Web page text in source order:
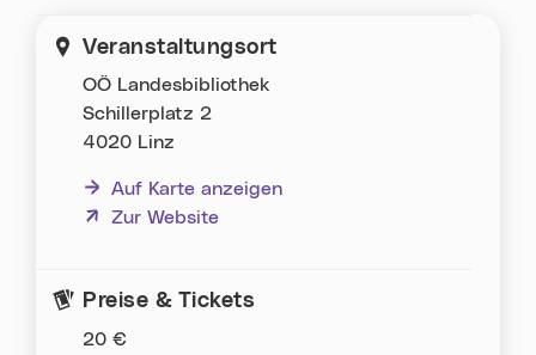
Veranstaltungsort
OÖ Landesbibliothek
Schillerplatz 2
4020 Linz
Auf Karte anzeigen
Zur Website
(neues Fenster)
Preise & Tickets
20 €